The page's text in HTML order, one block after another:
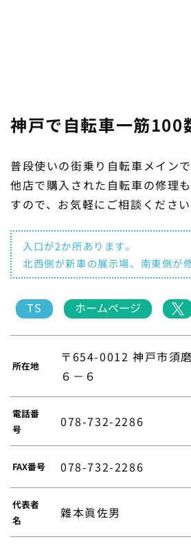
神戸で自転車一筋100
普段使いの街乗り自転車メインで
他店で購入された自転車の修理
すので、お気軽にご相談ください
入口が2か所あります。
北西側が新車の展示場、南東側が
TS ホームページ
所在地
〒654-0012 神戸市須
６－６
電話番
号
078-732-2286
FAX番号 078-732-2286
代表者
名
雜本眞佐男